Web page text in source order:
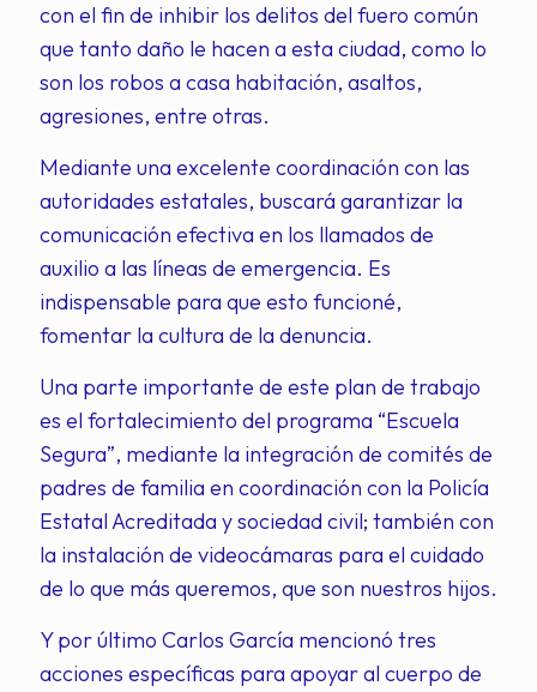
con el fin de inhibir los delitos del fuero común
que tanto daño le hacen a esta ciudad, como lo
son los robos a casa habitación, asaltos,
agresiones, entre otras.
Mediante una excelente coordinación con las
autoridades estatales, buscará garantizar la
comunicación efectiva en los llamados de
auxilio a las líneas de emergencia. Es
indispensable para que esto funcioné,
fomentar la cultura de la denuncia.
Una parte importante de este plan de trabajo
es el fortalecimiento del programa “Escuela
Segura”, mediante la integración de comités de
padres de familia en coordinación con la Policía
Estatal Acreditada y sociedad civil; también con
la instalación de videocámaras para el cuidado
de lo que más queremos, que son nuestros hijos.
Y por último Carlos García mencionó tres
acciones específicas para apoyar al cuerpo de